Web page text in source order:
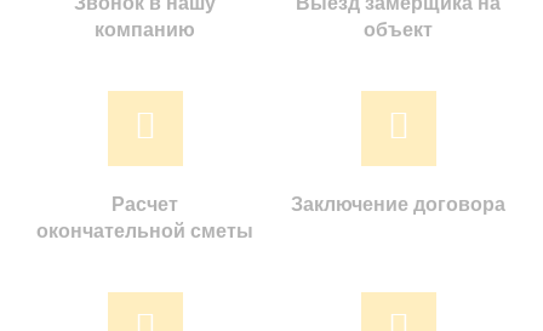
компанию
объект
Расчет
окончательной сметы
Заключение договора